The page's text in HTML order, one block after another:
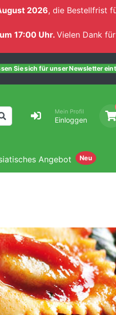
2026, die Bestellfrist
um 17:00 Uhr. Vielen Dank
Sie sich für unser Newsletter
Mein Profil
Einloggen
Angebot Neu